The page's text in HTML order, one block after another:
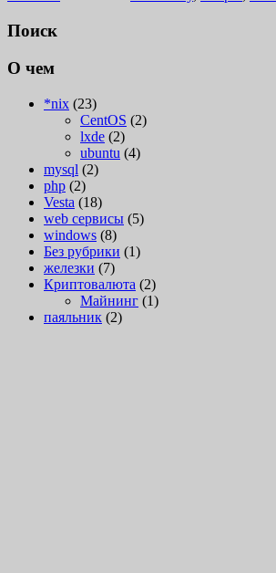
Поиск
О чем
*nix (23)
CentOS (2)
lxde (2)
ubuntu (4)
mysql (2)
php (2)
Vesta (18)
web сервисы (5)
windows (8)
Без рубрики (1)
железки (7)
Криптовалюта (2)
Майнинг (1)
паяльник (2)